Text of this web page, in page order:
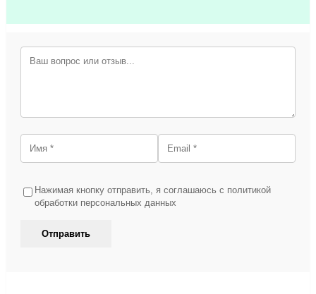
Нажимая кнопку отправить, я соглашаюсь с политикой
обработки персональных данных